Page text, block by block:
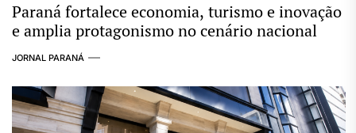
Paraná fortalece economia, turismo e inovação
e amplia protagonismo no cenário nacional
JORNAL PARANÁ